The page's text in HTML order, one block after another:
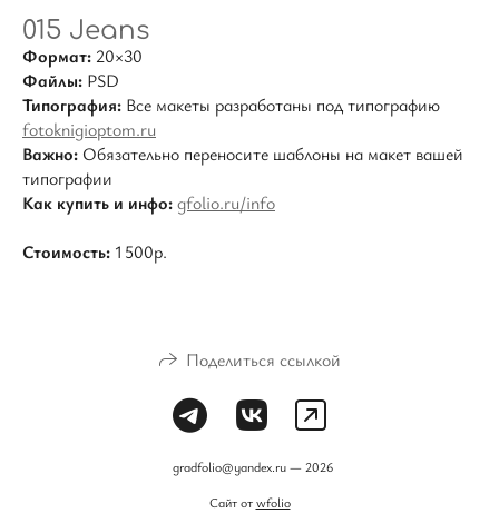
015 Jeans
Формат: 20×30
Файлы: PSD
Типография: Все макеты разработаны под типографию
fotoknigioptom.ru
Важно: Обязательно переносите шаблоны на макет вашей
типографии
Как купить и инфо:gfolio.ru/info
Стоимость: 1 500р.
Поделиться ссылкой
gradfolio@yandex.ru — 2026
Сайт отwfolio